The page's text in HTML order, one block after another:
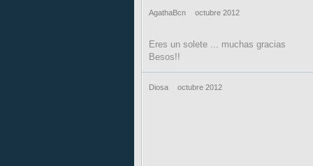
AgathaBcn octubre 2012
Eres un solete ... muchas gracias
Besos!!
Diosa octubre 2012